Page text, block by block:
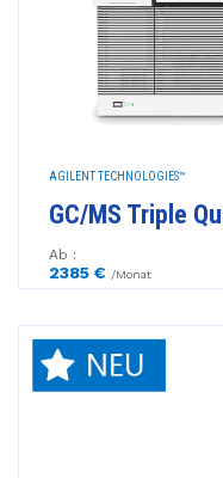
AGILENT TECHNOLOGIES™
GC/MS Triple
Ab :
2385 € /Monat